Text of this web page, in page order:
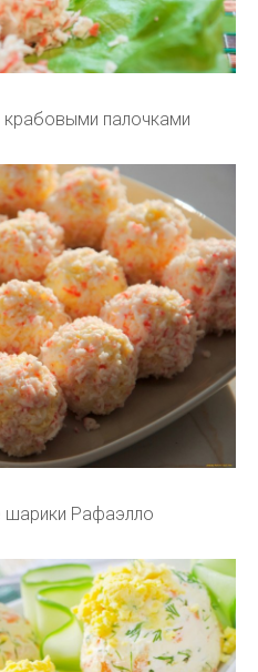
палочками
шарики Рафаэлло